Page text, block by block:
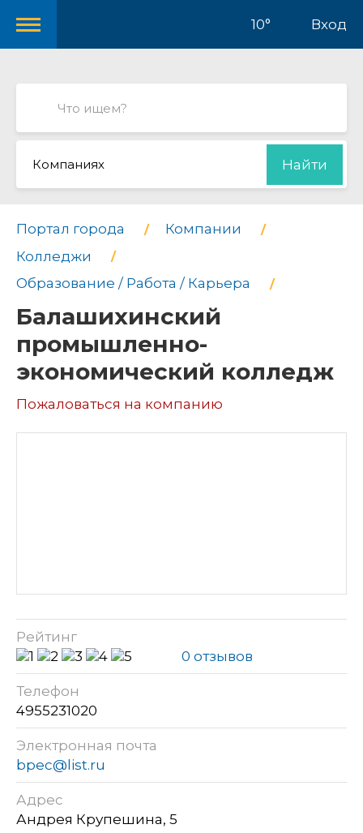
10° Вход
Компаниях Найти
Портал города
Компании
Колледжи
Образование / Работа / Карьера
Балашихинский
промышленно-
экономический колледж
Пожаловаться на компанию
Рейтинг
0 отзывов
Телефон
4955231020
Электронная почта
bpec@list.ru
Адрес
Андрея Крупешина, 5